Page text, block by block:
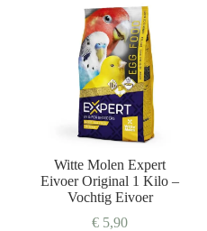
Witte Molen Expert
Eivoer Original 1 Kilo –
Vochtig Eivoer
€ 5,90